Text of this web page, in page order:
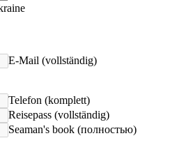
E-Mail (vollständig)
Telefon (komplett)
Reisepass (vollständig)
Seaman's book (полностью)